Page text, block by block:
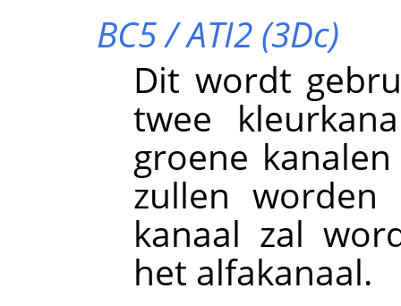
BC5 / ATI2 (3Dc)
Dit wordt
twee
groene
zullen worden
kanaal zal
het alfakanaal.